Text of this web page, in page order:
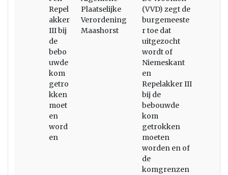
Repel
akker
III bij
de
bebo
uwde
kom
getro
kken
moet
en
word
en
Plaatselijke
Verordening
Maashorst
(VVD) zegt de
burgemeeste
r toe dat
uitgezocht
wordt of
Niemeskant
en
Repelakker III
bij de
bebouwde
kom
getrokken
moeten
worden en of
de
komgrenzen